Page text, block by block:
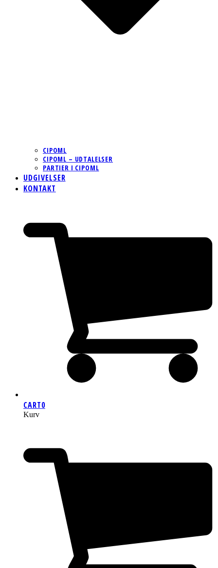
CIPOML
CIPOML – UDTALELSER
PARTIER I CIPOML
UDGIVELSER
KONTAKT
CART0
Kurv